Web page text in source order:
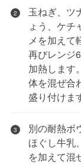
2
玉ねぎ、ツ
ょう、ケチ
メを加えて
再びレンジ
加熱します
体を混ぜ合
盛り付けま
3
別の耐熱ボ
ほぐし牛乳
を加えて混